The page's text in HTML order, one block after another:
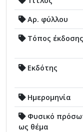
Αρ. φύλλου
Τόπος έκδοσης
Εκδότης
Ημερομηνία
Φυσικό
ως θέμα